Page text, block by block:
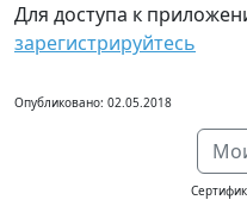
Для доступа к
зарегистрируйтесь
Опубликовано: 02.05.2018